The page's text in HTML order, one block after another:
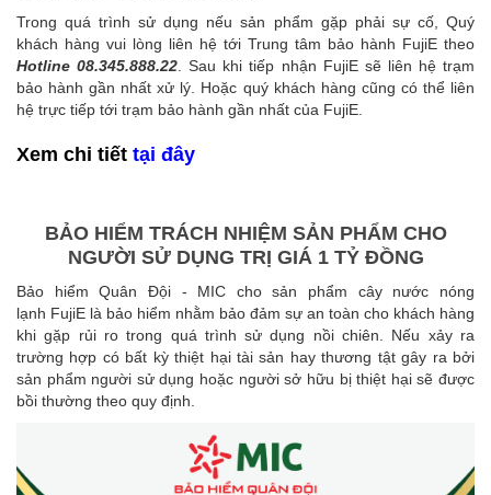
Trong quá trình sử dụng nếu sản phẩm gặp phải sự cố, Quý
khách hàng vui lòng liên hệ tới Trung tâm bảo hành FujiE theo
Hotline 08.345.888.22 . Sau khi tiếp nhận FujiE sẽ liên hệ trạm
bảo hành gần nhất xử lý. Hoặc quý khách hàng cũng có thể liên
hệ trực tiếp tới trạm bảo hành gần nhất của FujiE.
Xem chi tiết tại đây
BẢO HIỂM TRÁCH NHIỆM SẢN PHẨM CHO
NGƯỜI SỬ DỤNG TRỊ GIÁ 1 TỶ ĐỒNG
Bảo hiểm Quân Đội - MIC cho sản phẩm cây nước nóng
lạnh FujiE là bảo hiểm nhằm bảo đảm sự an toàn cho khách hàng
khi gặp rủi ro trong quá trình sử dụng nồi chiên. Nếu xảy ra
trường hợp có bất kỳ thiệt hại tài sản hay thương tật gây ra bởi
sản phẩm người sử dụng hoặc người sở hữu bị thiệt hại sẽ được
bồi thường theo quy định.